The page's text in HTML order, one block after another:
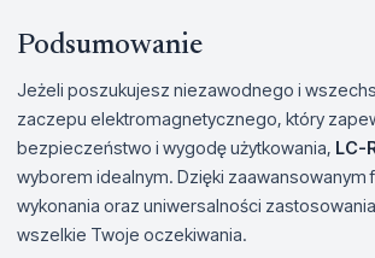
Podsumowanie
Jeżeli poszukujesz niezawodnego i
zaczepu elektromagnetycznego, który
bezpieczeństwo i wygodę użytkowania, LC-
wyborem idealnym. Dzięki zaawansowanym
wykonania oraz uniwersalności
wszelkie Twoje oczekiwania.